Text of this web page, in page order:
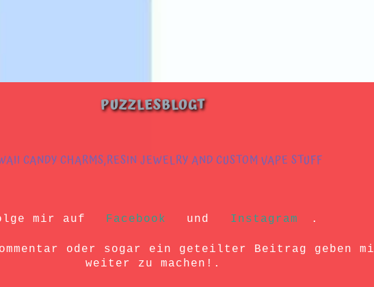
PUZZLESBLOGT
CANDY CHARMS,RESIN JEWELRY AND CUSTOM VAPE STUFF
mir auf Facebook und Instagram .
oder sogar ein geteilter Beitrag geben
weiter zu machen!.